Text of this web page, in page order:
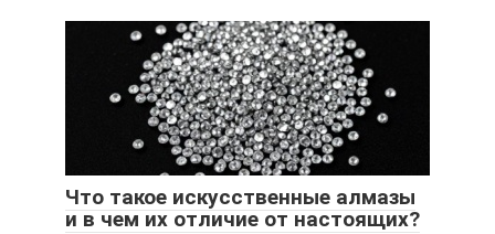
Что такое искусственные алмазы
и в чем их отличие от настоящих?